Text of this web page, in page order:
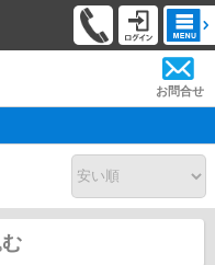
お問合せ